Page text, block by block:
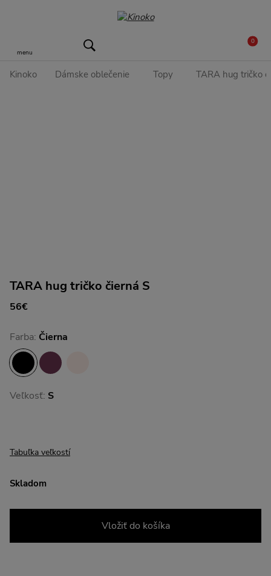
menu
0
Kinoko Dámske oblečenie Topy TARA hug tričko
TARA hug tričko čierná S
56€
Farba: Čierna
Veľkosť: S
Tabuľka veľkostí
Skladom
Vložiť do košíka